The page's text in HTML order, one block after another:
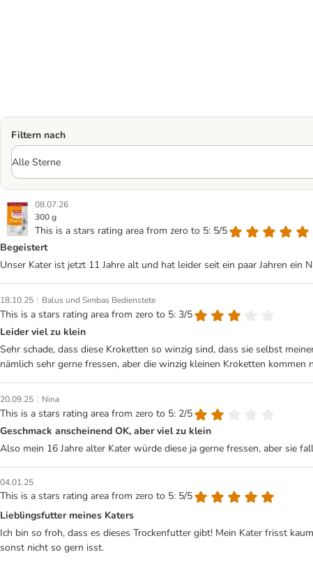
Filtern nach
08.07.26
300 g
This is a stars rating area from zero to 5: 5/5
Begeistert
Unser Kater ist jetzt 11 Jahre alt und hat leider seit ein paar Jahren
18.10.25 | Balus und Simbas Bedienstete
This is a stars rating area from zero to 5: 3/5
Leider viel zu klein
Sehr schade, dass diese Kroketten so winzig sind, dass sie selbst
nämlich sehr gerne fressen, aber die winzig kleinen Kroketten kommen
20.09.25 | Nina
This is a stars rating area from zero to 5: 2/5
Geschmack anscheinend OK, aber viel zu klein
Also mein 16 Jahre alter Kater würde diese ja gerne fressen, aber sie
04.01.25
This is a stars rating area from zero to 5: 5/5
Lieblingsfutter meines Katers
Ich bin so froh, dass es dieses Trockenfutter gibt! Mein Kater frisst
sonst nicht so gern isst.